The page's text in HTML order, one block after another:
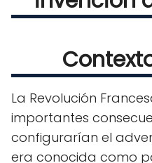
La Revolución
importantes
configurarían el
era conocida como